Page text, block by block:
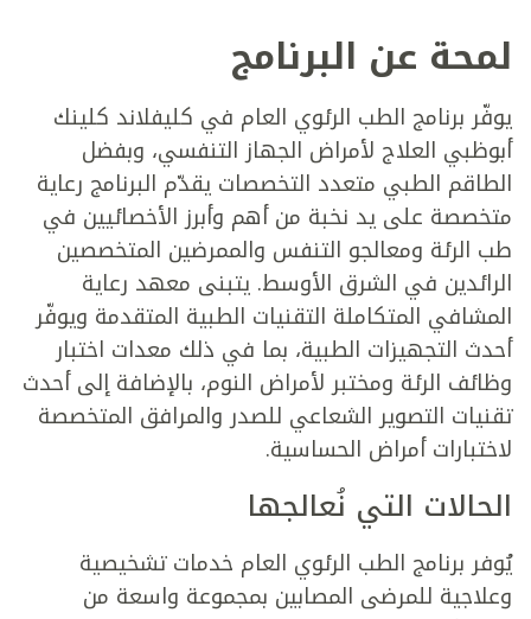
لمحة عن البرنامج
يوفّر برنامج الطب الرئوي العام في كليفلاند كلينك
أبوظبي العلاج لأمراض الجهاز التنفسي، وبفضل
الطاقم الطبي متعدد التخصصات يقدّم البرنامج رعاية
متخصصة على يد نخبة من أهم وأبرز الأخصائيين في
طب الرئة ومعالجو التنفس والممرضين المتخصصين
الرائدين في الشرق الأوسط. يتبنى معهد رعاية
المشافي المتكاملة التقنيات الطبية المتقدمة ويوفّر
أحدث التجهيزات الطبية، بما في ذلك معدات اختبار
وظائف الرئة ومختبر لأمراض النوم، بالإضافة إلى أحدث
تقنيات التصوير الشعاعي للصدر والمرافق المتخصصة
لاختبارات أمراض الحساسية.
الحالات التي نُعالجها
يُوفر برنامج الطب الرئوي العام خدمات تشخيصية
وعلاجية للمرضى المصابين بمجموعة واسعة من